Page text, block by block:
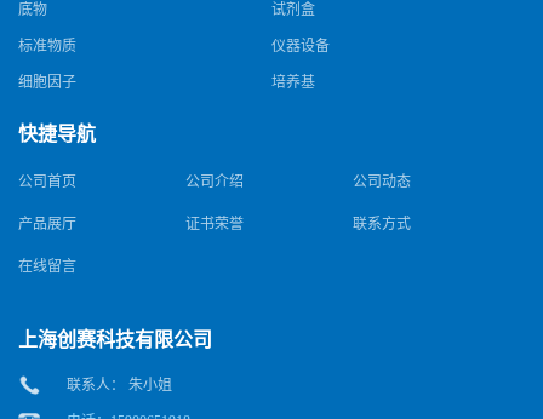
底物 试剂盒
标准物质 仪器设备
细胞因子 培养基
快捷导航
公司首页 公司介绍 公司动态
产品展厅 证书荣誉 联系方式
在线留言
上海创赛科技有限公司
联系人： 朱小姐